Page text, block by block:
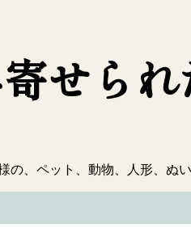
せら
の、ペット、動物、人形、ぬ